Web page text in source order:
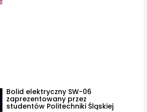
Bolid elektryczny SW-06
zaprezentowany przez
studentów Politechniki Śląskiej